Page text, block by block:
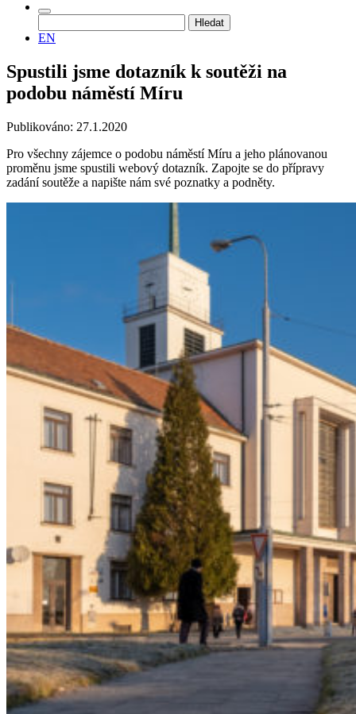
EN
Spustili jsme dotazník k soutěži na
podobu náměstí Míru
Publikováno: 27.1.2020
Pro všechny zájemce o podobu náměstí Míru a jeho plánovanou
proměnu jsme spustili webový dotazník. Zapojte se do přípravy
zadání soutěže a napište nám své poznatky a podněty.